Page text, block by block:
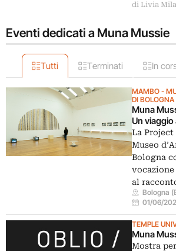
di Livia
Eventi dedicati a Muna Mussie
Tutti Terminati In
MAMBO -
DI BOLOGNA
Muna
Un
La Project
Museo
Bologna
al
Bologna
01/06/
TEMPLE
Muna
Mostra